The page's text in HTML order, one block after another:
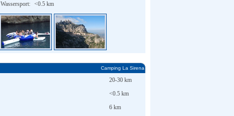
Wassersport: <0.5 km
Camping La Sirena
20-30 km
<0.5 km
6 km